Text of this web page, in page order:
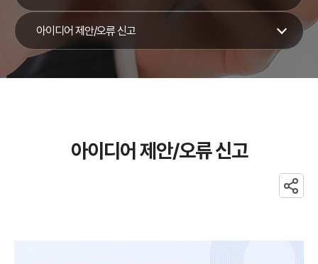
아이디어 제안/오류 신고
아이디어 제안/오류 신고
공유